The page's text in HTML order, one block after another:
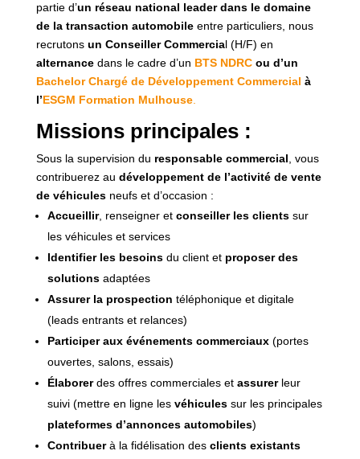
partie d’un réseau national leader dans le domaine
de la transaction automobileentre particuliers, nous
recrutons un Conseiller Commercial (H/F) en
alternancedans le cadre d’un BTS NDRCou d’un
Bachelor Chargé de Développement Commercial à
l’ESGM Formation Mulhouse.
Missions principales :
Sous la supervision du responsable commercial , vous
contribuerez au développement de l’activité de vente
de véhiculesneufs et d’occasion :
Accueillir, renseigner et conseiller les clientssur
les véhicules et services
Identifier les besoinsdu client etproposer des
solutionsadaptées
Assurer la prospection téléphonique et digitale
(leads entrants et relances)
Participer aux événements commerciaux(portes
ouvertes, salons, essais)
Élaborerdes offres commerciales et assurerleur
suivi (mettre en ligne les véhiculessur les principales
plateformes d’annonces automobiles)
Contribuerà la fidélisation des clients existants